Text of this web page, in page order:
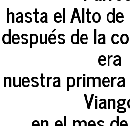
hasta el Alto
después de la
era
nuestra